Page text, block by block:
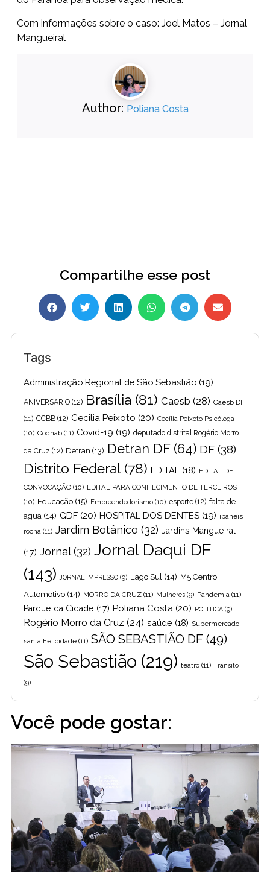
Com informações sobre o caso: Joel Matos – Jornal
Mangueiral
Author: Poliana Costa
Compartilhe esse post
Tags
Administração Regional de São Sebastião (19)
ANIVERSARIO (12) Brasília (81) Caesb (28) Caesb DF
(11) CCBB (12) Cecilia Peixoto (20) Cecília Peixoto Psicóloga
(10) Codhab (11) Covid-19 (19) deputado distrital Rogério Morro
da Cruz (12) Detran (13) Detran DF(64) DF (38)
Distrito Federal(78) EDITAL (18) EDITAL DE
CONVOCAÇÃO (10) EDITAL PARA CONHECIMENTO DE TERCEIROS
(10) Educação (15) Empreendedorismo (10) esporte (12) falta de
agua (14) GDF (20) HOSPITAL DOS DENTES (19) ibaneis
rocha (11) Jardim Botânico (32) Jardins Mangueiral
(17) Jornal(32) Jornal Daqui DF
(143)
JORNAL IMPRESSO (9) Lago Sul (14) M5 Centro
Automotivo (14) MORRO DA CRUZ (11) Mulheres (9) Pandemia (11)
Parque da Cidade (17) Poliana Costa (20) POLITICA (9)
Rogério Morro da Cruz (24) saúde (18) Supermercado
santa Felicidade (11) SÃO SEBASTIÃO DF (49)
São Sebastião (219) teatro (11) Trânsito
(9)
Você pode gostar: